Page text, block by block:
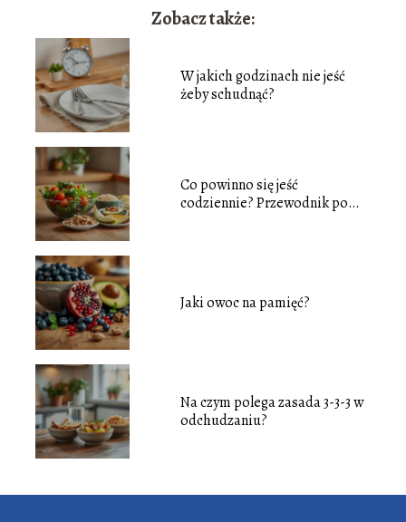
Zobacz także:
W jakich godzinach nie jeść
żeby schudnąć?
Co powinno się jeść
codziennie? Przewodnik po
Jaki owoc na pamięć?
Na czym polega zasada 3-3-3 w
odchudzaniu?